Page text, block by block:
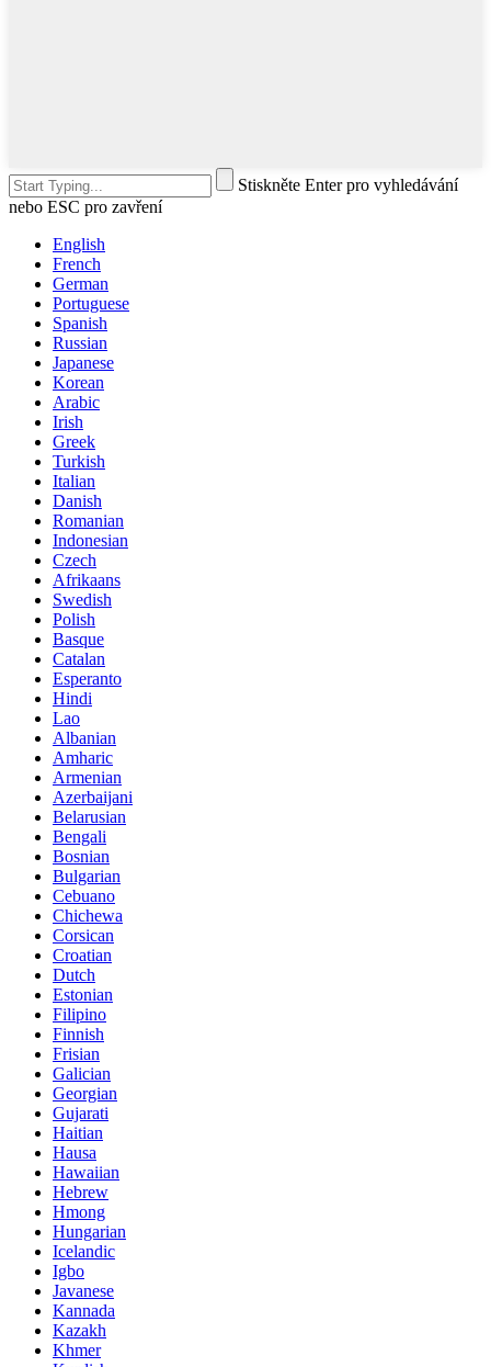
Stiskněte Enter pro vyhledávání
nebo ESC pro zavření
English
French
German
Portuguese
Spanish
Russian
Japanese
Korean
Arabic
Irish
Greek
Turkish
Italian
Danish
Romanian
Indonesian
Czech
Afrikaans
Swedish
Polish
Basque
Catalan
Esperanto
Hindi
Lao
Albanian
Amharic
Armenian
Azerbaijani
Belarusian
Bengali
Bosnian
Bulgarian
Cebuano
Chichewa
Corsican
Croatian
Dutch
Estonian
Filipino
Finnish
Frisian
Galician
Georgian
Gujarati
Haitian
Hausa
Hawaiian
Hebrew
Hmong
Hungarian
Icelandic
Igbo
Javanese
Kannada
Kazakh
Khmer